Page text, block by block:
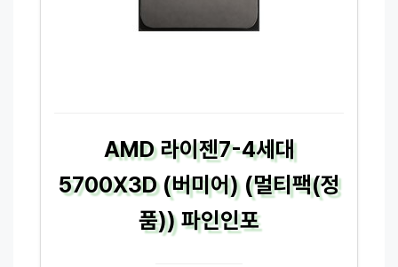
AMD 라이젠7-4세대
5700X3D (버미어) (멀티팩(정
품)) 파인인포